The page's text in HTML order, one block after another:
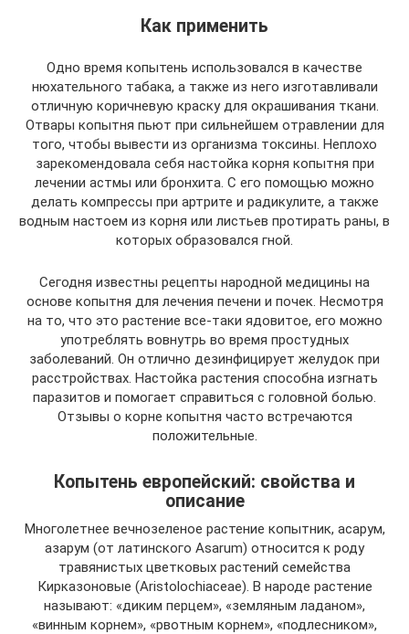
Как применить
Одно время копытень использовался в качестве
нюхательного табака, а также из него изготавливали
отличную коричневую краску для окрашивания ткани.
Отвары копытня пьют при сильнейшем отравлении для
того, чтобы вывести из организма токсины. Неплохо
зарекомендовала себя настойка корня копытня при
лечении астмы или бронхита. С его помощью можно
делать компрессы при артрите и радикулите, а также
водным настоем из корня или листьев протирать раны, в
которых образовался гной.
Сегодня известны рецепты народной медицины на
основе копытня для лечения печени и почек. Несмотря
на то, что это растение все-таки ядовитое, его можно
употреблять вовнутрь во время простудных
заболеваний. Он отлично дезинфицирует желудок при
расстройствах. Настойка растения способна изгнать
паразитов и помогает справиться с головной болью.
Отзывы о корне копытня часто встречаются
положительные.
Копытень европейский: свойства и
описание
Многолетнее вечнозеленое растение копытник, асарум,
азарум (от латинского Аsarum) относится к роду
травянистых цветковых растений семейства
Кирказоновые (Aris­tolochi­aceae). В народе растение
называют: «диким перцем», «земляным ладаном»,
«винным корнем», «рвотным корнем», «подлесником»,